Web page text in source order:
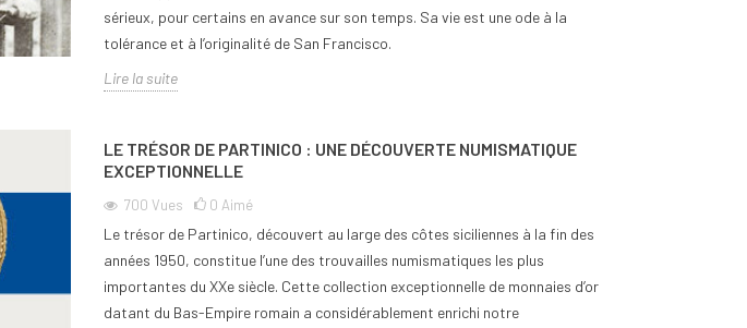
sérieux, pour certains en avance sur son temps. Sa vie est une ode à la
tolérance et à l’originalité de San Francisco.
Lire la suite
LE TRÉSOR DE PARTINICO : UNE DÉCOUVERTE NUMISMATIQUE
EXCEPTIONNELLE
700 Vues 0 Aimé
Le trésor de Partinico, découvert au large des côtes siciliennes à la fin des
années 1950, constitue l’une des trouvailles numismatiques les plus
importantes du XXe siècle. Cette collection exceptionnelle de monnaies d’or
datant du Bas-Empire romain a considérablement enrichi notre